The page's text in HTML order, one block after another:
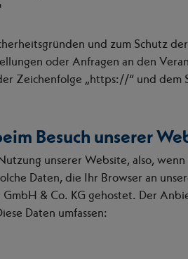
und zum Schutz
oder Anfragen an den
Zeichenfolge „https://“ und dem
Besuch unserer
unserer Website, also,
Daten, die Ihr Browser an
& Co. KG gehostet. Der
Daten umfassen: